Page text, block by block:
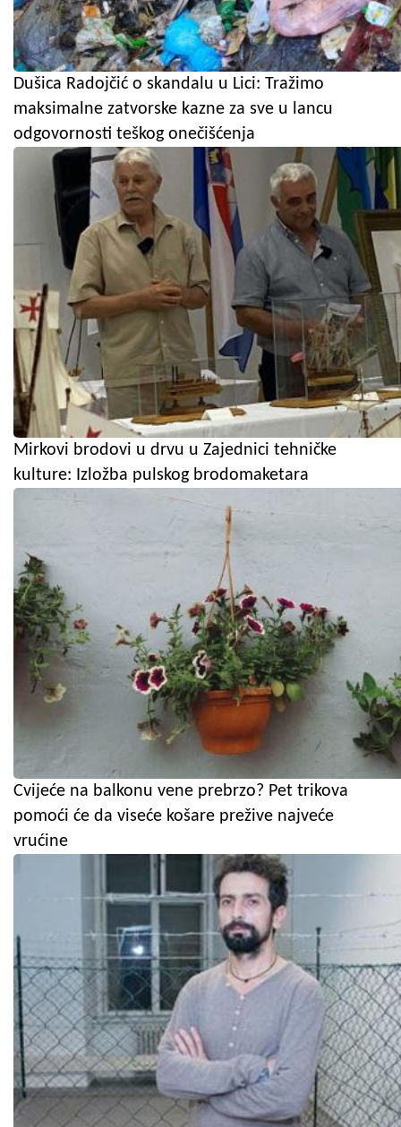
Dušica Radojčić o skandalu u Lici: Tražimo
maksimalne zatvorske kazne za sve u lancu
odgovornosti teškog onečišćenja
Mirkovi brodovi u drvu u Zajednici tehničke
kulture: Izložba pulskog brodomaketara
Cvijeće na balkonu vene prebrzo? Pet trikova
pomoći će da viseće košare prežive najveće
vrućine